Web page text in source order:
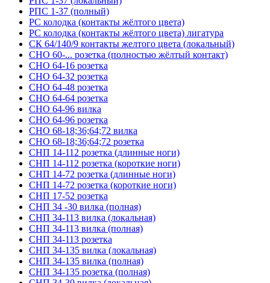
РПС 1-37 (полный)
РС колодка (контакты жёлтого цвета)
РС колодка (контакты жёлтого цвета) лигатура
СК 64/140/9 контакты желтого цвета (локальный)
СНО 60-... розетка (полностью жёлтый контакт)
СНО 64-16 розетка
СНО 64-32 розетка
СНО 64-48 розетка
СНО 64-64 розетка
СНО 64-96 вилка
СНО 64-96 розетка
СНО 68-18;36;64;72 вилка
СНО 68-18;36;64;72 розетка
СНП 14-112 розетка (длинные ноги)
СНП 14-112 розетка (короткие ноги)
СНП 14-72 розетка (длинные ноги)
СНП 14-72 розетка (короткие ноги)
СНП 17-52 розетка
СНП 34 -30 вилка (полная)
СНП 34-113 вилка (локальная)
СНП 34-113 вилка (полная)
СНП 34-113 розетка
СНП 34-135 вилка (локальная)
СНП 34-135 вилка (полная)
СНП 34-135 розетка (полная)